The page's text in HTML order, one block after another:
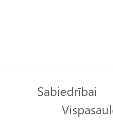
Sabiedrībai